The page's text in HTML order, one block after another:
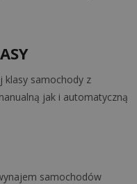
klasy samochody z
jak i automatyczną
samochodów